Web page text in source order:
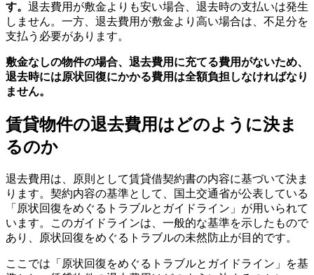
す。 退去費用が敷金よりも安い場合、退去時の支払いは発生
しません。一方、退去費用が敷金より高い場合は、不足分を
支払う必要があります。
敷金なしの物件の場合、退去費用に充てる費用がないため、
退去時には原状回復にかかる費用は全額負担しなければなり
ません。
賃貸物件の退去費用はどのように決ま
るのか
退去費用は、原則として賃貸借契約書の内容に基づいて決ま
ります。契約内容の基準として、国土交通省が公表している
「原状回復をめぐるトラブルとガイドライン」が用いられて
います。このガイドラインは、一般的な基準を示したもので
あり、原状回復をめぐるトラブルの未然防止が目的です。
ここでは「原状回復をめぐるトラブルとガイドライン」を基